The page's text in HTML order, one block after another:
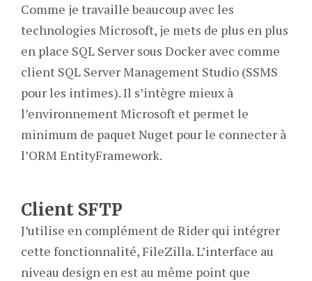
Comme je travaille beaucoup avec les
technologies Microsoft, je mets de plus en plus
en place SQL Server sous Docker avec comme
client SQL Server Management Studio (SSMS
pour les intimes). Il s’intègre mieux à
l’environnement Microsoft et permet le
minimum de paquet Nuget pour le connecter à
l’ORM EntityFramework.
Client SFTP
J’utilise en complément de Rider qui intégrer
cette fonctionnalité, FileZilla. L’interface au
niveau design en est au même point que